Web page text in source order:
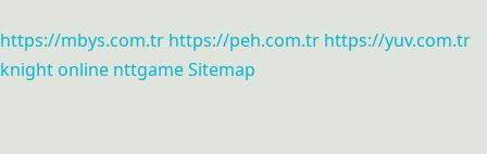
https://mbys.com.tr https://peh.com.tr https://yuv.com.tr
knight online nttgameSitemap